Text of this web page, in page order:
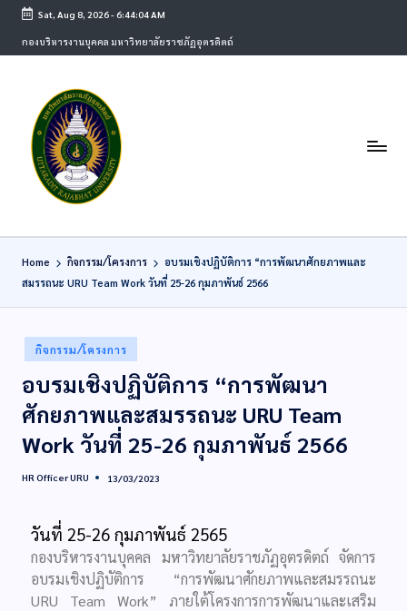
Sat, Aug 8, 2026-6:44:08 AM
กองบริหารงานบุคคล มหาวิทยาลัยราชภัฏอุตรดิตถ์
Home กิจกรรม/โครงการ
อบรมเชิงปฏิบัติการ “การพัฒนาศักยภาพและ
สมรรถนะ URU Team Work วันที่ 25-26 กุมภาพันธ์ 2566
กิจกรรม/โครงการ
อบรมเชิงปฏิบัติการ “การพัฒนา
ศักยภาพและสมรรถนะ URU Team
Work วันที่ 25-26 กุมภาพันธ์ 2566
HR Officer URU 13/03/2023
วันที่ 25-26 กุมภาพันธ์ 2565
กองบริหารงานบุคคล มหาวิทยาลัยราชภัฏอุตรดิตถ์ จัดการ
อบรมเชิงปฏิบัติการ “การพัฒนาศักยภาพและสมรรถนะ
URU Team Work” ภายใต้โครงการการพัฒนาและเสริม